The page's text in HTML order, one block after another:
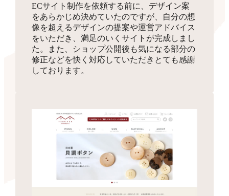
ECサイト制作を依頼する前に、デザイン案
をあらかじめ決めていたのですが、自分の想
像を超えるデザインの提案や運営アドバイス
をいただき、満足のいくサイトが完成しまし
た。また、ショップ公開後も気になる部分の
修正などを快く対応していただきとても感謝
しております。